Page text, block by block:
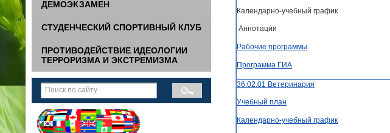
ДЕМОЭКЗАМЕН
СТУДЕНЧЕСКИЙ СПОРТИВНЫЙ КЛУБ
ПРОТИВОДЕЙСТВИЕ ИДЕОЛОГИИ
ТЕРРОРИЗМА И ЭКСТРЕМИЗМА
Календарно-учебный график
Аннотации
Рабочие программы
Программа ГИА
36.02.01 Ветеринария
Учебный план
Календарно-учебный график